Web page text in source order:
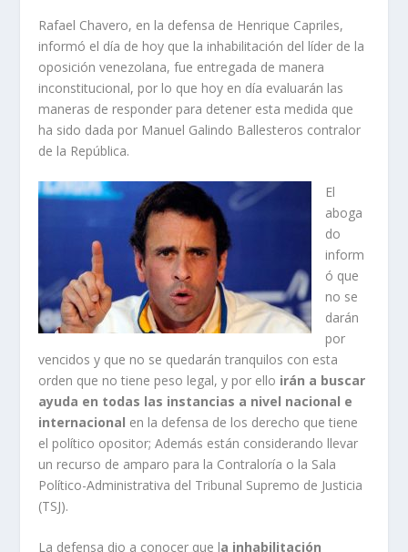
Rafael Chavero, en la defensa de Henrique Capriles,
informó el día de hoy que la inhabilitación del líder de la
oposición venezolana, fue entregada de manera
inconstitucional, por lo que hoy en día evaluarán las
maneras de responder para detener esta medida que
ha sido dada por Manuel Galindo Ballesteros contralor
de la República.
El
aboga
do
inform
ó que
no se
darán
por
vencidos y que no se quedarán tranquilos con esta
orden que no tiene peso legal, y por ello irán a buscar
ayuda en todas las instancias a nivel nacional e
internacional en la defensa de los derecho que tiene
el político opositor; Además están considerando llevar
un recurso de amparo para la Contraloría o la Sala
Político-Administrativa del Tribunal Supremo de Justicia
(TSJ).
La defensa dio a conocer que la inhabilitación